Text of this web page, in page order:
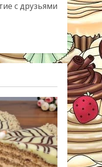
с друзьями